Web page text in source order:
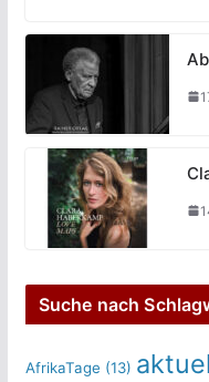
Suche nach
AfrikaTage (13)